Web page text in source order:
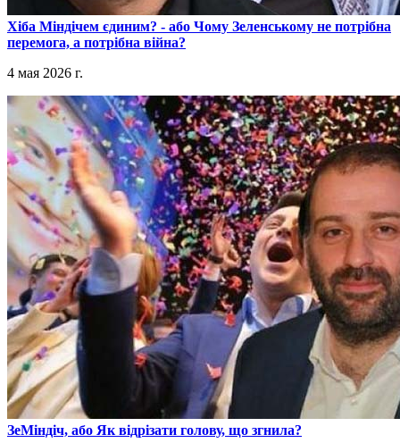
​Хіба Міндічем єдиним? - або Чому Зеленському не потрібна
перемога, а потрібна війна?
4 мая 2026 г.
​ЗеМіндіч, або Як відрізати голову, що згнила?